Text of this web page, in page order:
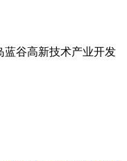
蓝谷高新技术产业开发